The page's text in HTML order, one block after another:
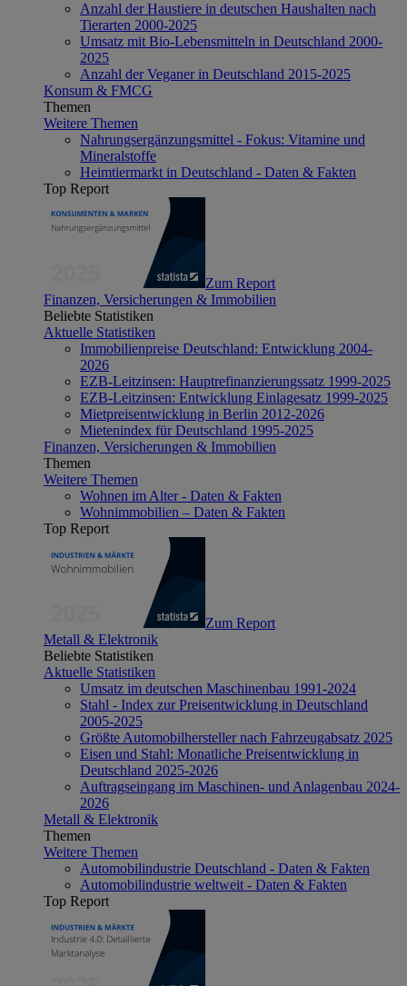
Anzahl der Haustiere in deutschen Haushalten nach
Tierarten 2000-2025
Umsatz mit Bio-Lebensmitteln in Deutschland 2000-
2025
Anzahl der Veganer in Deutschland 2015-2025
Konsum & FMCG
Themen
Weitere Themen
Nahrungsergänzungsmittel - Fokus: Vitamine und
Mineralstoffe
Heimtiermarkt in Deutschland - Daten & Fakten
Top Report
Zum Report
Finanzen, Versicherungen & Immobilien
Beliebte Statistiken
Aktuelle Statistiken
Immobilienpreise Deutschland: Entwicklung 2004-
2026
EZB-Leitzinsen: Hauptrefinanzierungssatz 1999-2025
EZB-Leitzinsen: Entwicklung Einlagesatz 1999-2025
Mietpreisentwicklung in Berlin 2012-2026
Mietenindex für Deutschland 1995-2025
Finanzen, Versicherungen & Immobilien
Themen
Weitere Themen
Wohnen im Alter - Daten & Fakten
Wohnimmobilien – Daten & Fakten
Top Report
Zum Report
Metall & Elektronik
Beliebte Statistiken
Aktuelle Statistiken
Umsatz im deutschen Maschinenbau 1991-2024
Stahl - Index zur Preisentwicklung in Deutschland
2005-2025
Größte Automobilhersteller nach Fahrzeugabsatz 2025
Eisen und Stahl: Monatliche Preisentwicklung in
Deutschland 2025-2026
Auftragseingang im Maschinen- und Anlagenbau 2024-
2026
Metall & Elektronik
Themen
Weitere Themen
Automobilindustrie Deutschland - Daten & Fakten
Automobilindustrie weltweit - Daten & Fakten
Top Report